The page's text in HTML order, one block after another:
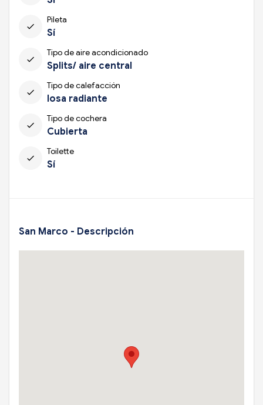
check
Pileta
Sí
check
Tipo de aire acondicionado
Splits/ aire central
check
Tipo de calefacción
losa radiante
check
Tipo de cochera
Cubierta
check
Toilette
Sí
San Marco - Descripción